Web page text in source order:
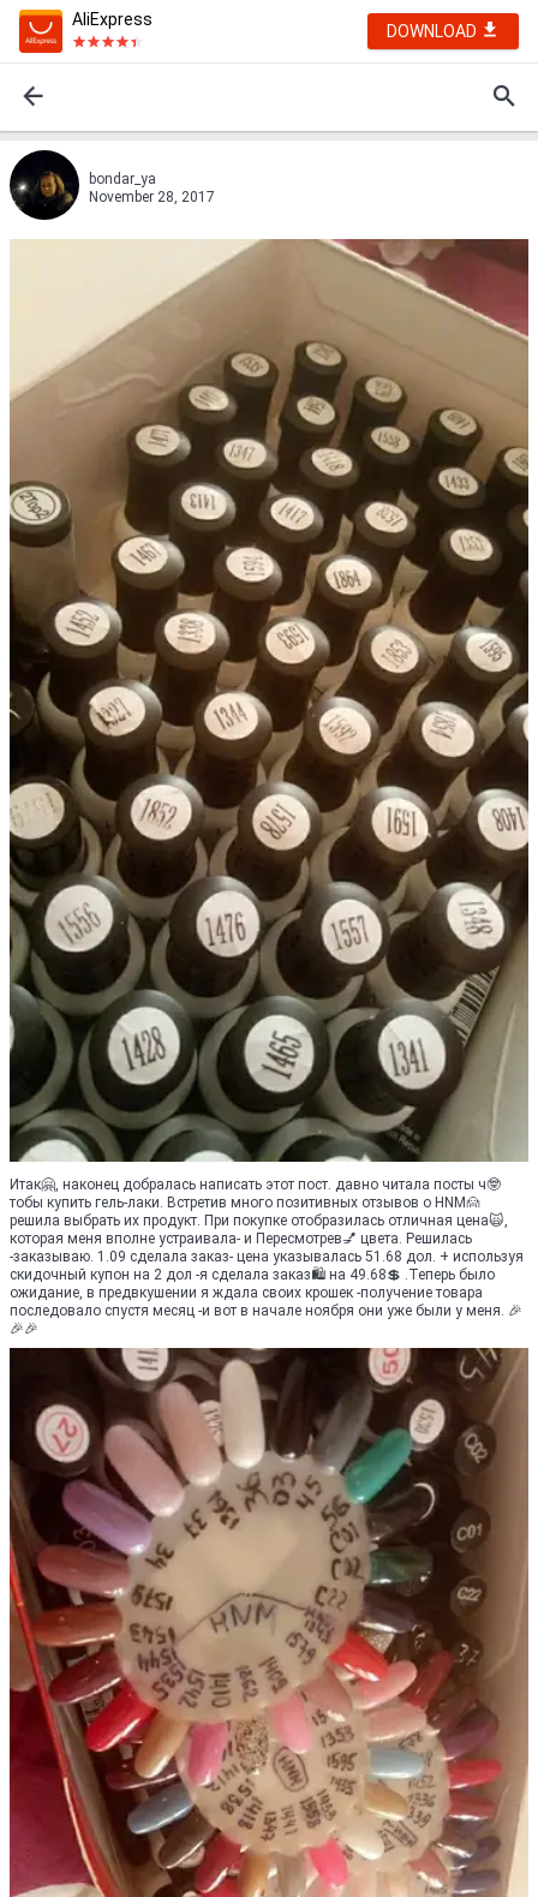
AliExpress
DOWNLOAD
bondar_ya
November 28, 2017
Итак🤗, наконец добралась написать этот пост. давно читала посты ч🤓
тобы купить гель-лаки. Встретив много позитивных отзывов о HNM🙍
решила выбрать их продукт. При покупке отобразилась отличная цена🙀,
которая меня вполне устраивала- и Пересмотрев💅 цвета. Решилась
-заказываю. 1.09 сделала заказ- цена указывалась 51.68 дол. + используя
скидочный купон на 2 дол -я сделала заказ🛍 на 49.68💲 .Теперь было
ожидание, в предвкушении я ждала своих крошек -получение товара
последовало спустя месяц -и вот в начале ноября они уже были у меня. 🎉
🎉🎉